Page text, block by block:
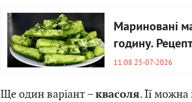
Мариновані
годину.
11:08 25-07-2026
Ще один варіант –квасоля. Її